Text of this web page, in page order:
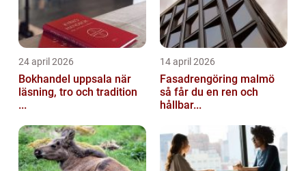
24 april 2026
Bokhandel uppsala när
läsning, tro och tradition
...
14 april 2026
Fasadrengöring malmö
så får du en ren och
hållbar...